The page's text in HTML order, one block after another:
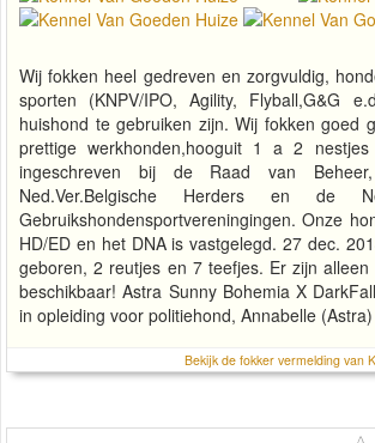
Wij fokken heel gedreven en zorgvuldig,
sporten (KNPV/IPO, Agility, Flyball,G&G
huishond te gebruiken zijn. Wij fokken goed
prettige werkhonden,hooguit 1 a 2
ingeschreven bij de Raad van
Ned.Ver.Belgische Herders en de
Gebruikshondensportvereningingen. Onze
HD/ED en het DNA is vastgelegd. 27 dec.
geboren, 2 reutjes en 7 teefjes. Er zijn
beschikbaar! Astra Sunny Bohemia X
in opleiding voor politiehond, Annabelle
Bekijk de fokker vermelding van